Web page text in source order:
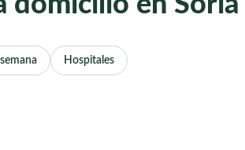
Hospitales